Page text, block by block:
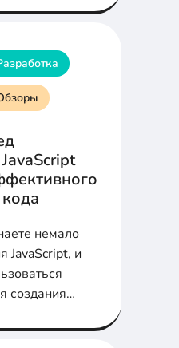
немало
JavaScript, и
создания